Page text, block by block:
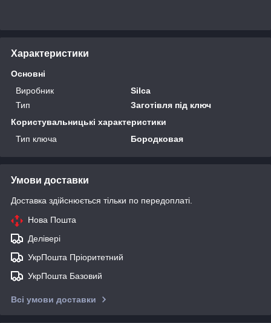
Характеристики
Основні
Виробник
Silca
Тип
Заготівля під ключ
Користувальницькі характеристики
Тип ключа
Бородковая
Умови доставки
Доставка здійснюється тільки по передоплаті.
Нова Пошта
Делівері
УкрПошта Пріоритетний
УкрПошта Базовий
Всі умови доставки